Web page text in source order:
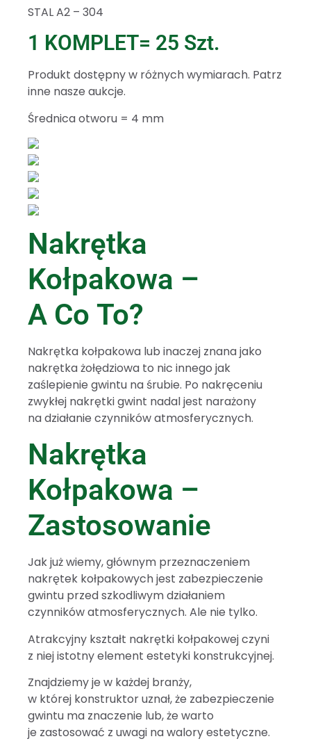
STAL A2 – 304
1 KOMPLET= 25 Szt.
Produkt dostępny w różnych wymiarach. Patrz
inne nasze aukcje.
Średnica otworu = 4 mm
Nakrętka
Kołpakowa –
A Co To?
Nakrętka kołpakowa lub inaczej znana jako
nakrętka żołędziowa to nic innego jak
zaślepienie gwintu na śrubie. Po nakręceniu
zwykłej nakrętki gwint nadal jest narażony
na działanie czynników atmosferycznych.
Nakrętka
Kołpakowa –
Zastosowanie
Jak już wiemy, głównym przeznaczeniem
nakrętek kołpakowych jest zabezpieczenie
gwintu przed szkodliwym działaniem
czynników atmosferycznych. Ale nie tylko.
Atrakcyjny kształt nakrętki kołpakowej czyni
z niej istotny element estetyki konstrukcyjnej.
Znajdziemy je w każdej branży,
w której konstruktor uznał, że zabezpieczenie
gwintu ma znaczenie lub, że warto
je zastosować z uwagi na walory estetyczne.